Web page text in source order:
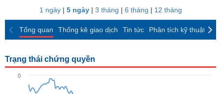
ngành
giao
dịch
So
sánh
Báo
cáo
1 ngày| 5 ngày| 3 tháng | 6 tháng | 12 tháng
Tổng quan Thống kê giao dịch Tin tức Phân tích kỹ thuật
Trạng thái chứng quyền
0
KINH
THẾ
GIỚI